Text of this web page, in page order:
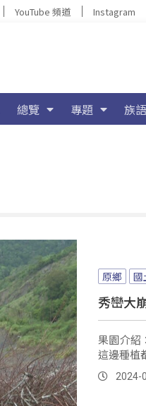
YouTube 頻道 Instagram
總覽 專題 族
原鄉 國
秀巒大
果園介紹
這邊種植
2024-